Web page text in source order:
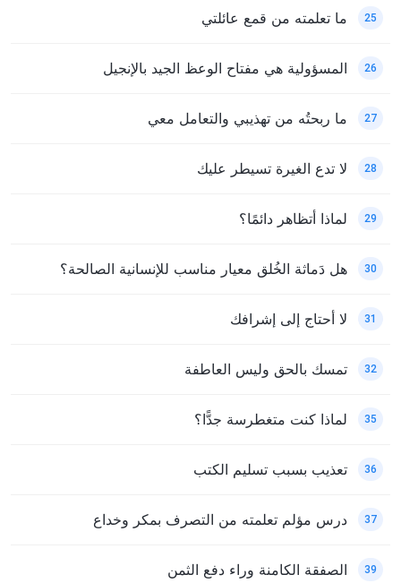
25 ما تعلمته من قمع عائلتي
26 المسؤولية هي مفتاح الوعظ الجيد بالإنجيل
27 ما ربحتُه من تهذيبي والتعامل معي
28 لا تدع الغيرة تسيطر عليك
29 لماذا أتظاهر دائمًا؟
30 هل دَماثة الخُلق معيار مناسب للإنسانية الصالحة؟
31 لا أحتاج إلى إشرافك
32 تمسك بالحق وليس العاطفة
35 لماذا كنت متغطرسة جدًّا؟
36 تعذيب بسبب تسليم الكتب
37 درس مؤلم تعلمته من التصرف بمكر وخداع
39 الصفقة الكامنة وراء دفع الثمن